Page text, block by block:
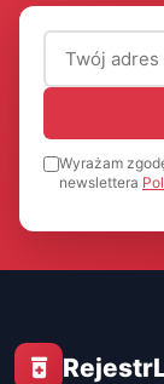
Adres email
Wyrażam
newslettera